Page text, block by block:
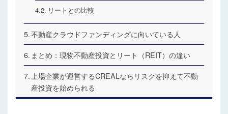
リートとの比較
不動産クラウドファンディングに向いている人
まとめ：現物不動産投資とリート（REIT）の違い
上場企業が運営するCREALならリスクを抑えて不動
産投資を始められる